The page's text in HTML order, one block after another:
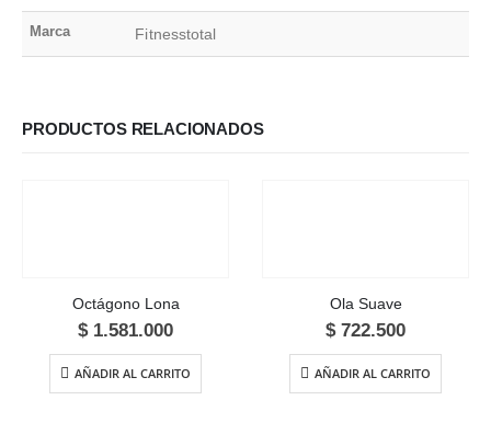
Marca Fitnesstotal
PRODUCTOS RELACIONADOS
Octágono Lona
$1.581.000
AÑADIR AL CARRITO
Ola Suave
$722.500
AÑADIR AL CARRITO